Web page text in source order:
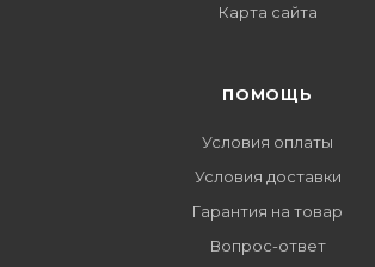
Карта сайта
ПОМОЩЬ
Условия оплаты
Условия доставки
Гарантия на товар
Вопрос-ответ